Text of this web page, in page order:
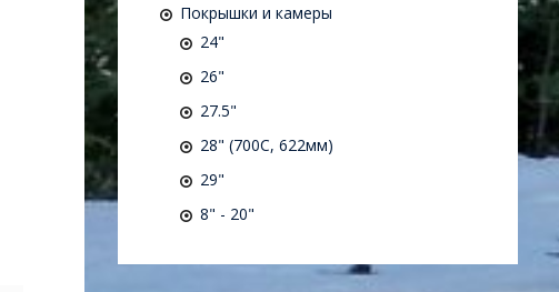
Покрышки и камеры
24"
26"
27.5"
28" (700C, 622мм)
29"
8" - 20"